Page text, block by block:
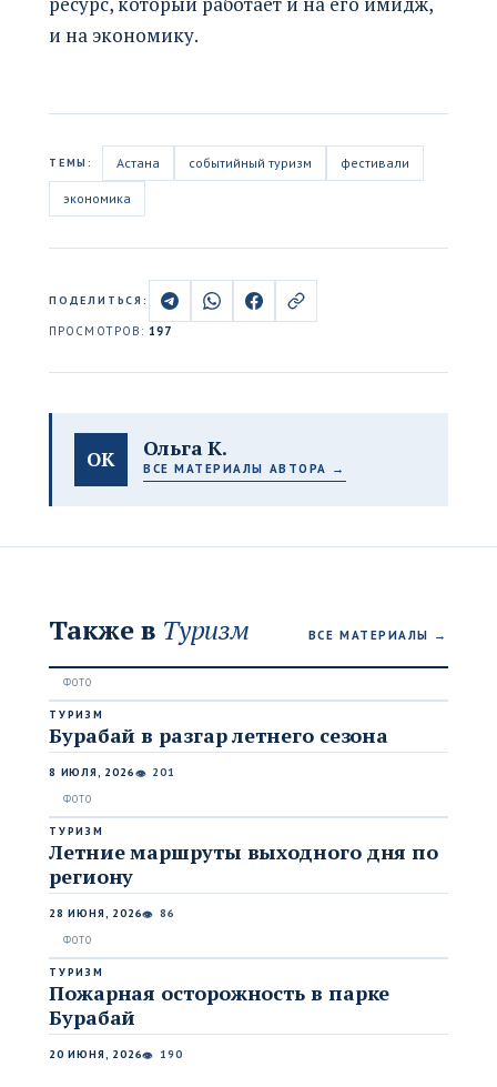
и на экономику.
ТЕМЫ: Астана событийный туризм фестивали
экономика
ПОДЕЛИТЬСЯ:
ПРОСМОТРОВ:197
ОК Ольга К.
ВСЕ МАТЕРИАЛЫ АВТОРА →
Также в Туризм ВСЕ МАТЕРИАЛЫ →
ТУРИЗМ
Бурабай в разгар летнего сезона
8 ИЮЛЯ, 2026👁 201
ТУРИЗМ
Летние маршруты выходного дня по
региону
28 ИЮНЯ, 2026👁 86
ТУРИЗМ
Пожарная осторожность в парке
Бурабай
20 ИЮНЯ, 2026👁 190